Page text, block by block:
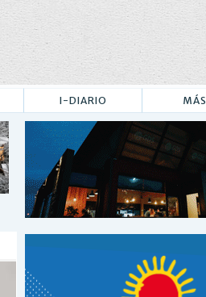
I-DIARIO MÁS